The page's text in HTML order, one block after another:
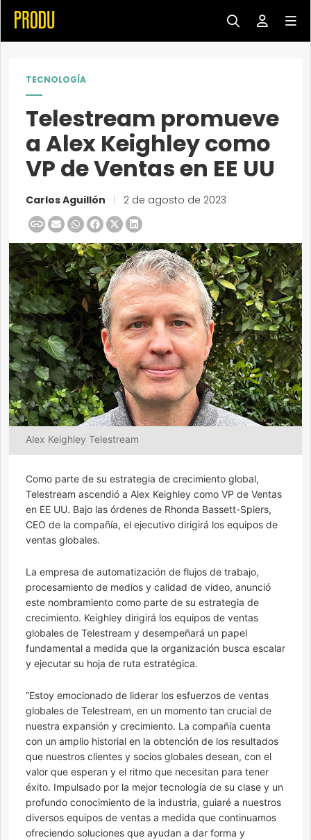
TECNOLOGÍA
Telestream promueve
a Alex Keighley como
VP de Ventas en EE UU
Carlos Aguillón 2 de agosto de 2023
Alex Keighley Telestream
Como parte de su estrategia de crecimiento global,
Telestream ascendió a Alex Keighley como VP de Ventas
en EE UU. Bajo las órdenes de Rhonda Bassett-Spiers,
CEO de la compañía, el ejecutivo dirigirá los equipos de
ventas globales.
La empresa de automatización de flujos de trabajo,
procesamiento de medios y calidad de video, anunció
este nombramiento como parte de su estrategia de
crecimiento. Keighley dirigirá los equipos de ventas
globales de Telestream y desempeñará un papel
fundamental a medida que la organización busca escalar
y ejecutar su hoja de ruta estratégica.
“Estoy emocionado de liderar los esfuerzos de ventas
globales de Telestream, en un momento tan crucial de
nuestra expansión y crecimiento. La compañía cuenta
con un amplio historial en la obtención de los resultados
que nuestros clientes y socios globales desean, con el
valor que esperan y el ritmo que necesitan para tener
éxito. Impulsado por la mejor tecnología de su clase y un
profundo conocimiento de la industria, guiaré a nuestros
diversos equipos de ventas a medida que continuamos
ofreciendo soluciones que ayudan a dar forma y